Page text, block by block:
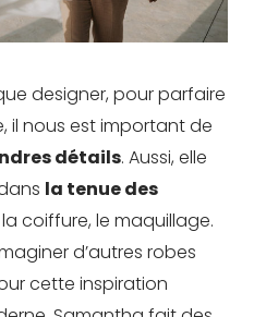
designer, pour parfaire
il nous est important de
détails. Aussi, elle
la tenue des
coiffure, le maquillage.
d’autres robes
cette inspiration